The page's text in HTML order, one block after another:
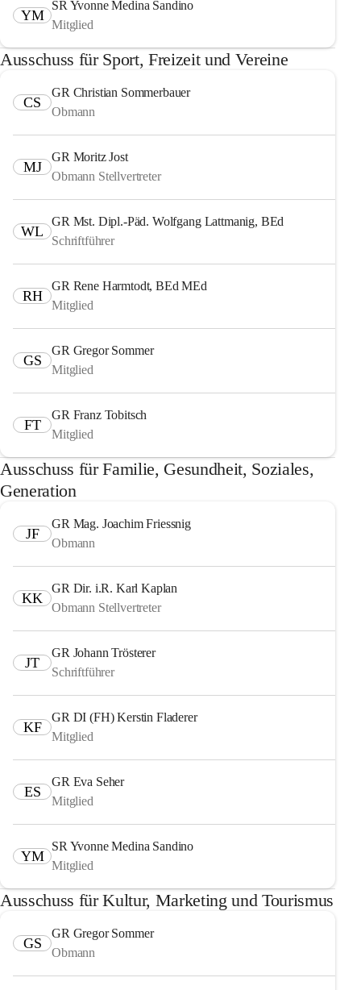
YM
SR Yvonne Medina Sandino
Mitglied
Ausschuss für Sport, Freizeit und Vereine
CS
GR Christian Sommerbauer
Obmann
MJ
GR Moritz Jost
Obmann Stellvertreter
WL
GR Mst. Dipl.-Päd. Wolfgang Lattmanig, BEd
Schriftführer
RH
GR Rene Harmtodt, BEd MEd
Mitglied
GS
GR Gregor Sommer
Mitglied
FT
GR Franz Tobitsch
Mitglied
Ausschuss für Familie, Gesundheit, Soziales,
Generation
JF
GR Mag. Joachim Friessnig
Obmann
KK
GR Dir. i.R. Karl Kaplan
Obmann Stellvertreter
JT
GR Johann Trösterer
Schriftführer
KF
GR DI (FH) Kerstin Fladerer
Mitglied
ES
GR Eva Seher
Mitglied
YM
SR Yvonne Medina Sandino
Mitglied
Ausschuss für Kultur, Marketing und Tourismus
GS
GR Gregor Sommer
Obmann